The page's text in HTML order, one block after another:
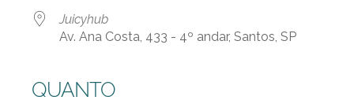
Juicyhub
Av. Ana Costa, 433 - 4º andar, Santos, SP
QUANTO